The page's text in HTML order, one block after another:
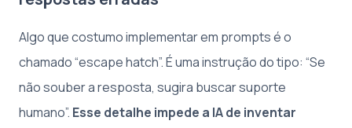
Algo que costumo implementar em prompts é o
chamado “escape hatch”. É uma instrução do tipo: “Se
não souber a resposta, sugira buscar suporte
humano”. Esse detalhe impede a IA de inventar